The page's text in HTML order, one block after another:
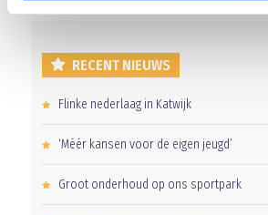
RECENT NIEUWS
Flinke nederlaag in Katwijk
‘Méér kansen voor de eigen jeugd’
Groot onderhoud op ons sportpark